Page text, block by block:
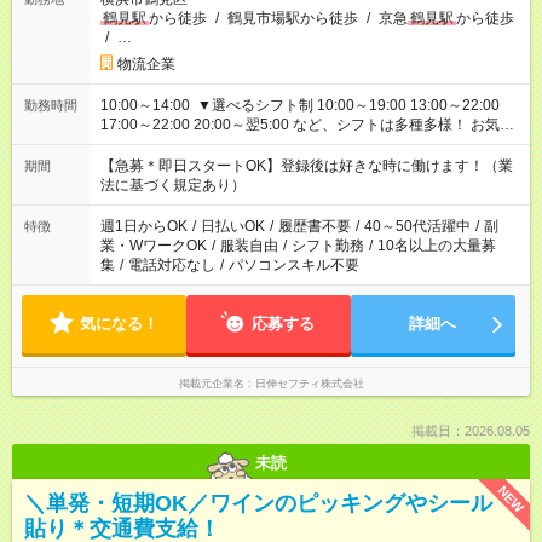
鶴見駅から徒歩 / 鶴見市場駅から徒歩 / 京急 鶴見駅から徒歩
/ …
物流企業
勤務時間
10:00～14:00 ▼選べるシフト制 10:00～19:00 13:00～22:00
17:00～22:00 20:00～翌5:00 など、シフトは多種多様！ お気軽
にご相談ください！
期間
【急募＊即日スタートOK】登録後は好きな時に働けます！（業
法に基づく規定あり）
特徴 週1日からOK / 日払いOK / 履歴書不要 / 40～50代活躍中 / 副
業・WワークOK / 服装自由 / シフト勤務 / 10名以上の大量募
集 / 電話対応なし / パソコンスキル不要
気になる！ 応募する 詳細へ
掲載元企業名 日伸セフティ株式会社
掲載日：2026.08.05
未読
NEW
＼単発・短期OK／ワインのピッキングやシール
貼り＊交通費支給！